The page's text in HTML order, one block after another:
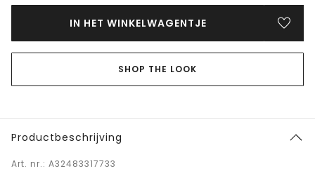
IN HET WINKELWAGENTJE
SHOP THE LOOK
Productbeschrijving
Art. nr.: A32483317733